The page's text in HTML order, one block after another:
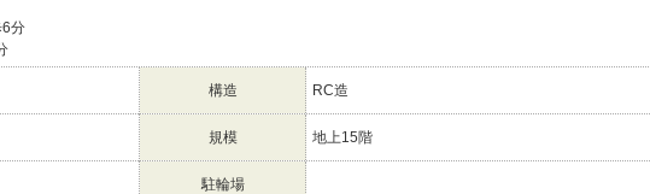
6分
構造 RC造
規模 地上15階
駐輪場